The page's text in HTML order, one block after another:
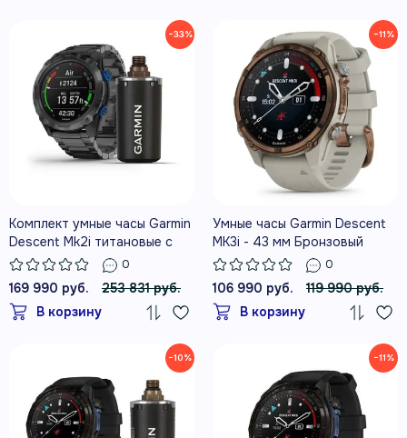
−33%
Комплект умные часы Garmin
Descent Mk2i титановые с
DLC-покрытием и черным
титановым ремешком +
датчик Descent T1
0
169 990 руб.
253 831 руб.
В корзину
−11%
Умные часы Garmin Descent
MK3i - 43 мм Бронзовый
титан с PVD-покрытием,
силиконовый ремешок
французского серого цвета
0
106 990 руб.
119 990 руб.
В корзину
−10% −11%